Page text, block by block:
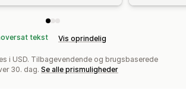
tekst Vis oprindelig
i USD. Tilbagevendende og brugsbaserede
30. dag. Se alle prismuligheder